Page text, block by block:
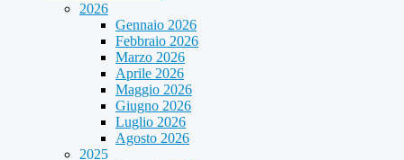
2026
Gennaio 2026
Febbraio 2026
Marzo 2026
Aprile 2026
Maggio 2026
Giugno 2026
Luglio 2026
Agosto 2026
2025